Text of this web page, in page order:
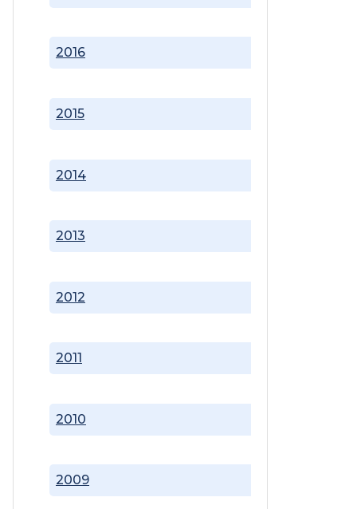
2009
2010
2011
2012
2013
2014
2015
2016